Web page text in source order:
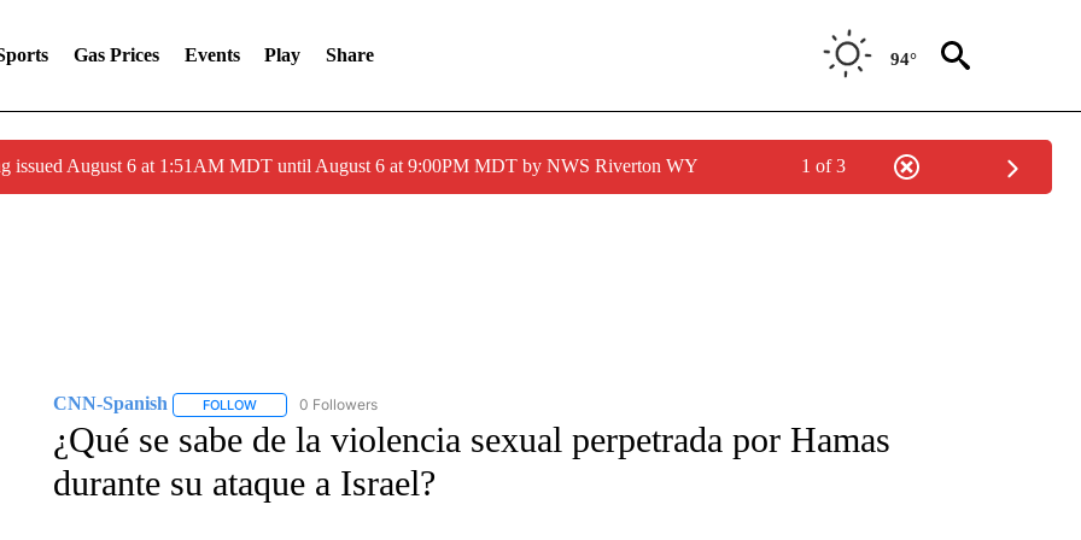
Gas Prices Events Play Share 94°
issued August 6 at 1:51AM MDT until August 6 at 9:00PM MDT by NWS Riverton WY 1 of 3
CNN-Spanish FOLLOWFOLLOW "CNN-SPANISH" TO RECEIVE NOTIFICATIONS ABOUT NEW PAGES ON "CNN-SPANISH".
0 Followers
¿Qué se sabe de la violencia sexual perpetrada por Hamas
durante su ataque a Israel?